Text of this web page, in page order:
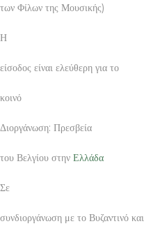
των Φίλων της Μουσικής)
Η
είσοδος είναι ελεύθερη για το
κοινό
Διοργάνωση: Πρεσβεία
του Βελγίου στην Ελλάδα
Σε
συνδιοργάνωση με το Βυζαντινό και